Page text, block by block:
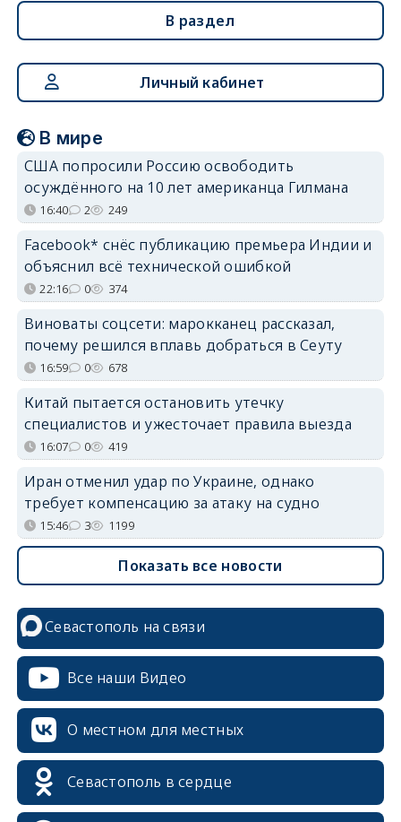
В раздел
Личный кабинет
В мире
США попросили Россию освободить
осуждённого на 10 лет американца Гилмана
16:40 2 249
Facebook* снёс публикацию премьера Индии и
объяснил всё технической ошибкой
22:16 0 374
Виноваты соцсети: марокканец рассказал,
почему решился вплавь добраться в Сеуту
16:59 0 678
Китай пытается остановить утечку
специалистов и ужесточает правила выезда
16:07 0 419
Иран отменил удар по Украине, однако
требует компенсацию за атаку на судно
15:46 3 1199
Показать все новости
Севастополь на связи
Все наши Видео
О местном для местных
Севастополь в сердце